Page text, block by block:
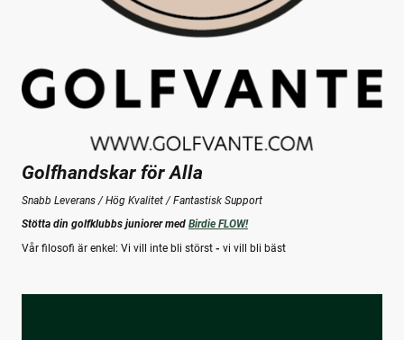
Golfhandskar för Alla
Snabb Leverans / Hög Kvalitet / Fantastisk Support
Stötta din golfklubbs juniorer med Birdie FLOW!
Vår filosofi är enkel: Vi vill inte bli störst - vi vill bli bäst